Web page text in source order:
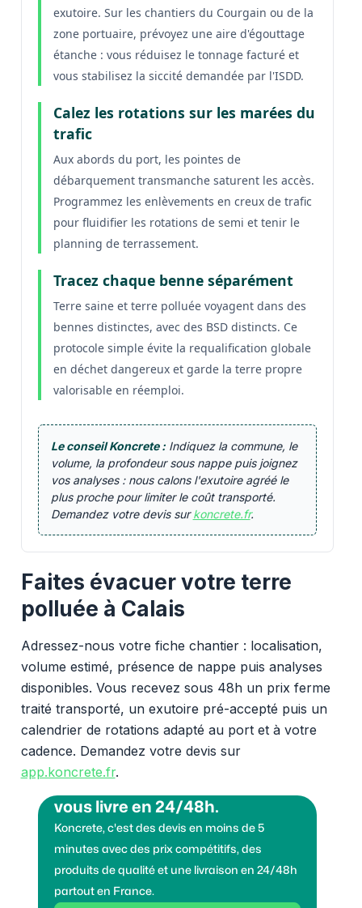
exutoire. Sur les chantiers du Courgain ou de la
zone portuaire, prévoyez une aire d'égouttage
étanche : vous réduisez le tonnage facturé et
vous stabilisez la siccité demandée par l'ISDD.
Calez les rotations sur les marées du
trafic
Aux abords du port, les pointes de
débarquement transmanche saturent les accès.
Programmez les enlèvements en creux de trafic
pour fluidifier les rotations de semi et tenir le
planning de terrassement.
Tracez chaque benne séparément
Terre saine et terre polluée voyagent dans des
bennes distinctes, avec des BSD distincts. Ce
protocole simple évite la requalification globale
en déchet dangereux et garde la terre propre
valorisable en réemploi.
Le conseil Koncrete :Indiquez la commune, le
volume, la profondeur sous nappe puis joignez
vos analyses : nous calons l'exutoire agréé le
plus proche pour limiter le coût transporté.
Demandez votre devis surkoncrete.fr.
Faites évacuer votre terre
polluée à Calais
Adressez-nous votre fiche chantier : localisation,
volume estimé, présence de nappe puis analyses
disponibles. Vous recevez sous 48h un prix ferme
traité transporté, un exutoire pré-accepté puis un
calendrier de rotations adapté au port et à votre
cadence. Demandez votre devis sur
app.koncrete.fr.
vous livre en 24/48h.
Koncrete, c'est des devis en moins de 5
minutes avec des prix compétitifs, des
produits de qualité et une livraison en 24/48h
partout en France.